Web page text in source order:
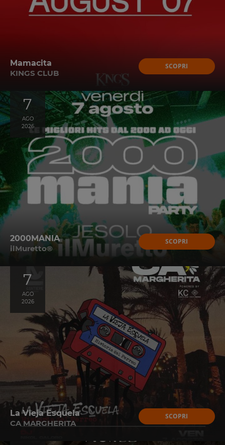
Mamacita
KINGS CLUB
SCOPRI
7
AGO
2026
2000MANIA
ilMuretto®
SCOPRI
7
AGO
2026
La Vieja Esquela
CA MARGHERITA
SCOPRI